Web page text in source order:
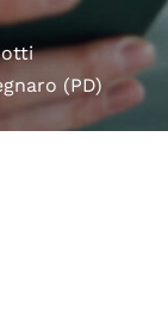
(PD)